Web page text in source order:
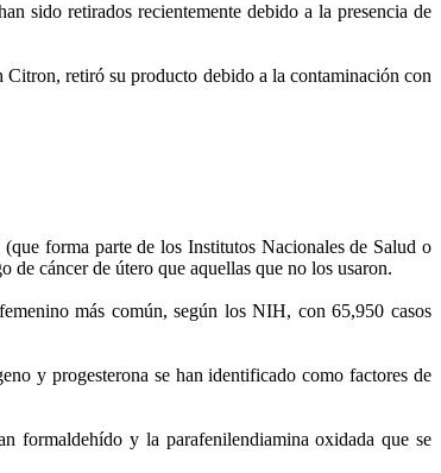
sido retirados recientemente debido a la presencia de
Citron, retiró su producto debido a la contaminación con
forma parte de los Institutos Nacionales de Salud o
cáncer de útero que aquellas que no los usaron.
más común, según los NIH, con 65,950 casos
y progesterona se han identificado como factores de
formaldehído y la parafenilendiamina oxidada que se